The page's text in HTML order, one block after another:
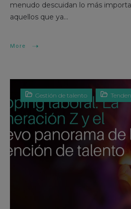
menudo descuidan lo más
aquellos que ya...
More
Gestión de talento